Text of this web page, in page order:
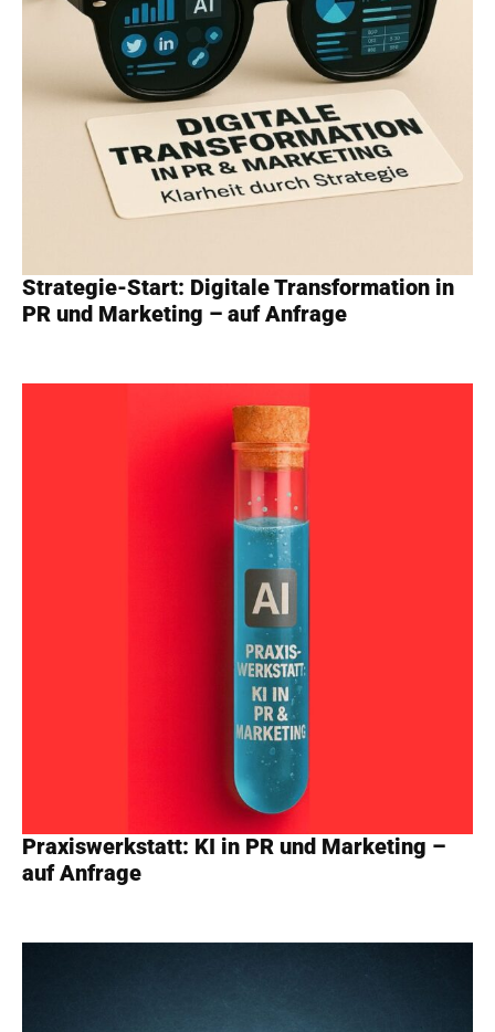
Strategie-Start: Digitale Transformation in
PR und Marketing – auf Anfrage
Praxiswerkstatt: KI in PR und Marketing –
auf Anfrage